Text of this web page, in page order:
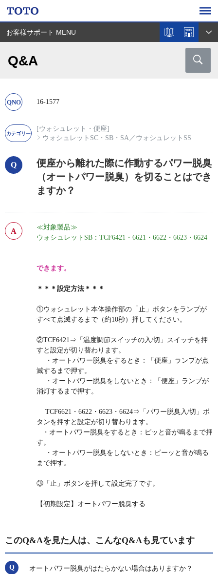
お客様サポート MENU
Q&A
16-1577
[ウォシュレット・便座]
ウォシュレットSC・SB・SA／ ウォシュレットSS
便座から離れた際に作動するパワー脱臭
（オートパワー脱臭）を切ることはでき
ますか？
≪対象製品≫
ウォシュレットSB：TCF6421・6621・6622・6623・6624
できます。
＊＊＊設定方法＊＊＊
①ウォシュレット本体操作部の「止」ボタンをランプが
すべて点滅するまで（約10秒）押してください。
②TCF6421⇒「温度調節スイッチの入/切」スイッチを押
すと設定が切り替わります。
・オートパワー脱臭をするとき：「便座」ランプが点
滅するまで押す。
・オートパワー脱臭をしないとき：「便座」ランプが
消灯するまで押す。
TCF6621・6622・6623・6624⇒「パワー脱臭入/切」ボ
タンを押すと設定が切り替わります。
・オートパワー脱臭をするとき：ピッと音が鳴るまで押
す。
・オートパワー脱臭をしないとき：ピーッと音が鳴る
まで押す。
③「止」ボタンを押して設定完了です。
【初期設定】オートパワー脱臭する
このQ&Aを見た人は、こんなQ&Aも見ています
オートパワー脱臭がはたらかない場合はありますか？